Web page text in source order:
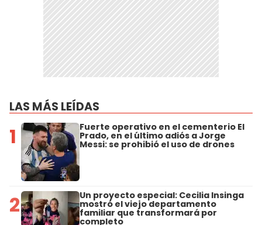
LAS MÁS LEÍDAS
1 Fuerte operativo en el cementerio El
Prado, en el último adiós a Jorge
Messi: se prohibió el uso de drones
2 Un proyecto especial: Cecilia Insinga
mostró el viejo departamento
familiar que transformará por
completo